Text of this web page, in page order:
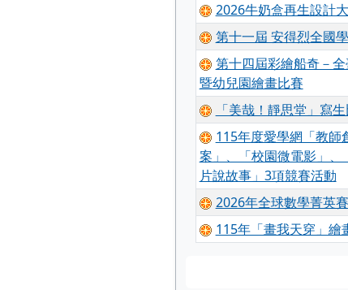
2026牛奶盒再生設計
第十一屆 安得烈全國
第十四屆彩繪船奇－
暨幼兒園繪畫比賽
「美哉！靜思堂」寫
115年度愛學網「教師
案」、「校園微電影」、
片說故事」3項競賽活動
2026年全球數學菁英
115年「畫我天穿」繪